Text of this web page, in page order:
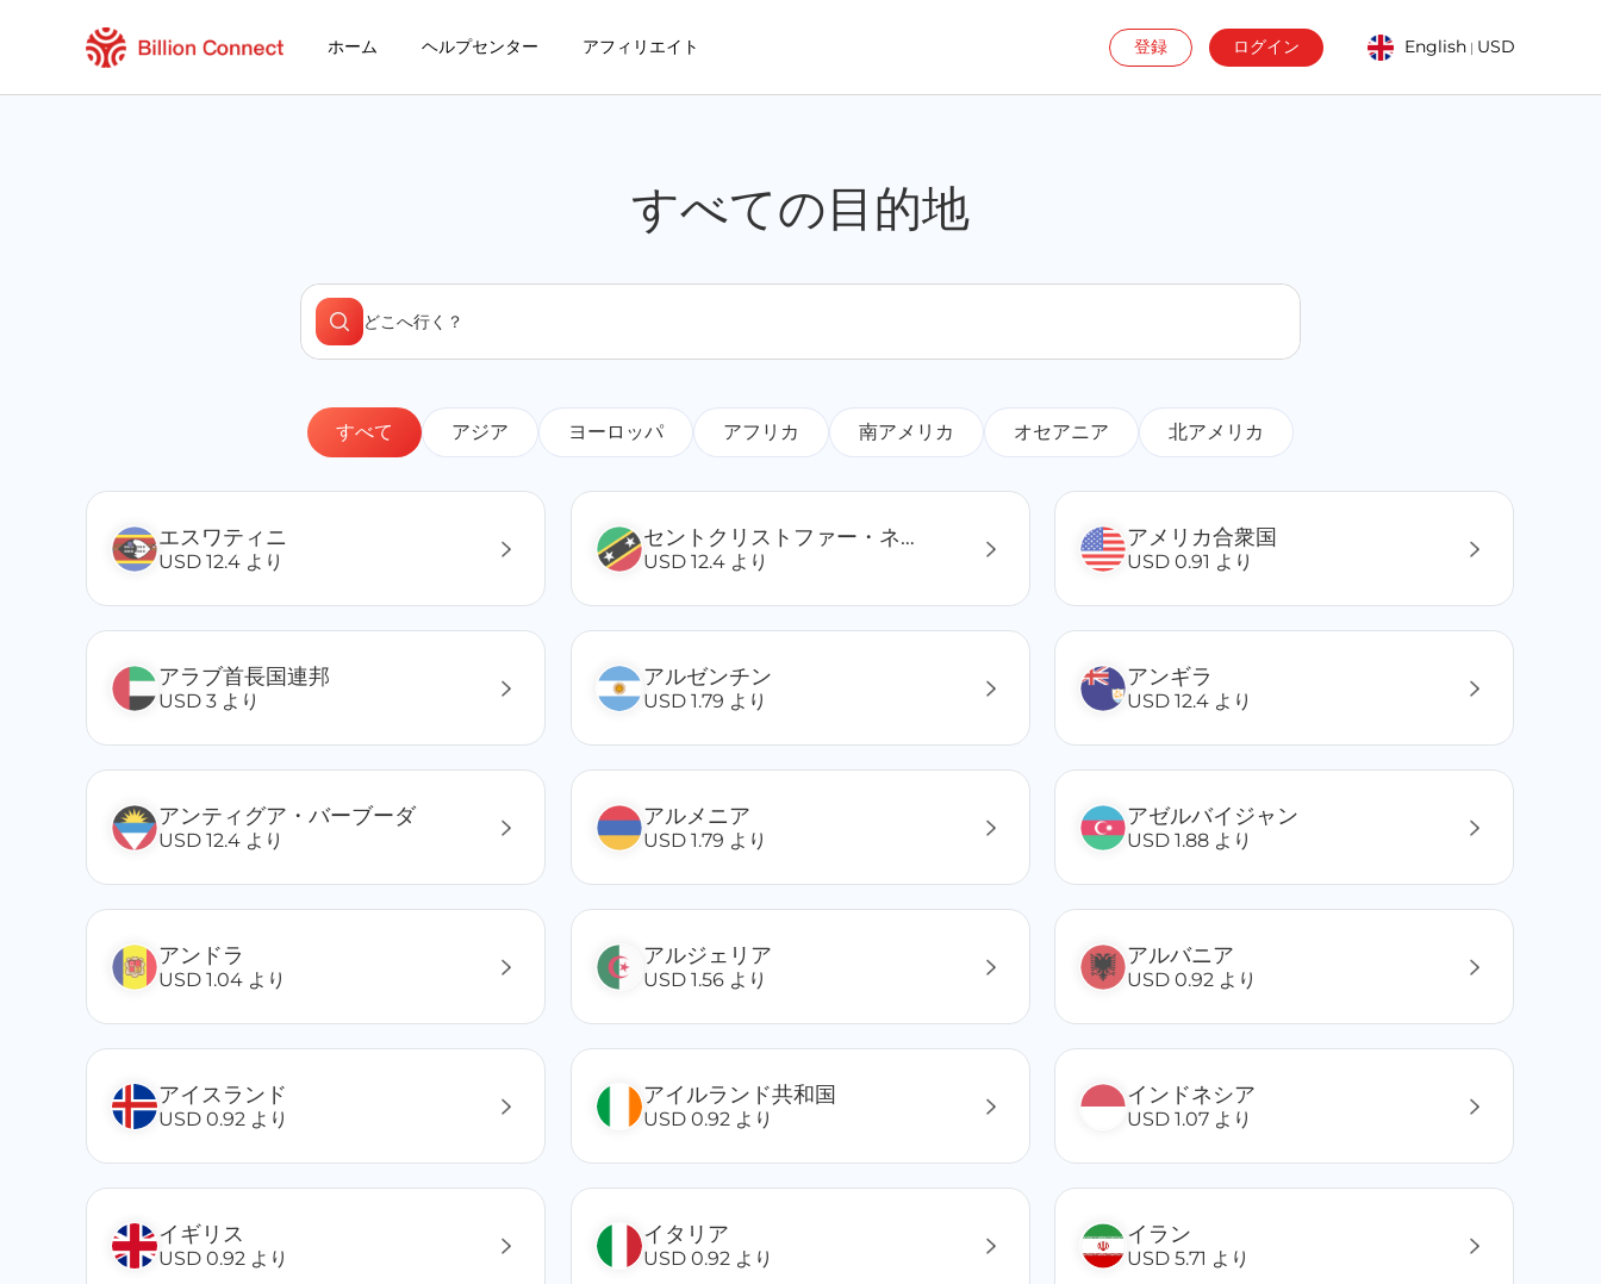
ホーム ヘルプセンター アフィリエイト 登録 ログイン English | USD
すべての目的地
すべて アジア ヨーロッパ アフリカ 南アメリカ オセアニア 北アメリカ
エスワティニ
USD 12.4 より
セントクリストファー・ネービス
USD 12.4 より
アメリカ合衆国
USD 0.91 より
アラブ首長国連邦
USD 3 より
アルゼンチン
USD 1.79 より
アンギラ
USD 12.4 より
アンティグア・バーブーダ
USD 12.4 より
アルメニア
USD 1.79 より
アゼルバイジャン
USD 1.88 より
アンドラ
USD 1.04 より
アルジェリア
USD 1.56 より
アルバニア
USD 0.92 より
アイスランド
USD 0.92 より
アイルランド共和国
USD 0.92 より
インドネシア
USD 1.07 より
イギリス
USD 0.92 より
イタリア
USD 0.92 より
イラン
USD 5.71 より
アンティグア・バーブーダ
アゼルバイジャン
アルジェリア
アイスランド
アイルランド共和国
インドネシア
EI サルバドール
ウクライナ
ウズベキスタン
エクアドル
エストニア
オーストラリア